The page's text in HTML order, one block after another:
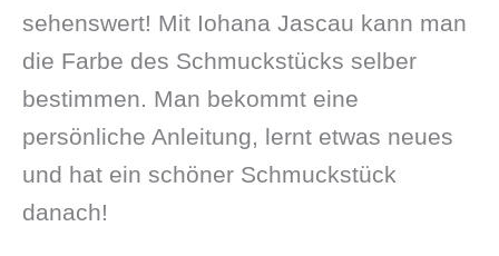
sehenswert! Mit Iohana Jascau kann man
die Farbe des Schmuckstücks selber
bestimmen. Man bekommt eine
persönliche Anleitung, lernt etwas neues
und hat ein schöner Schmuckstück
danach!